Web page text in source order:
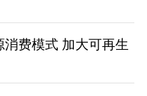
费模式 加大可再生